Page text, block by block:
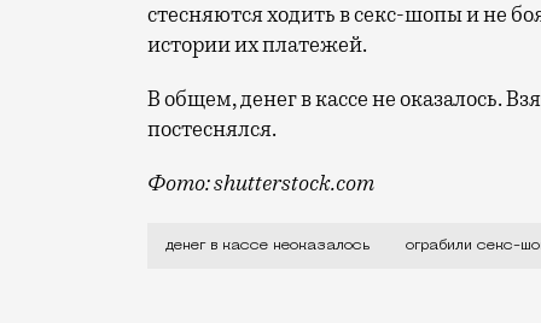
стесняются ходить в секс-шопы и не
истории их платежей.
В общем, денег в кассе не оказалось.
постеснялся.
Фото: shutterstock.com
Не то москвичи перестали ходить в
денег в кассе неоказалось ограбили секс-